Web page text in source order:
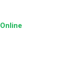
Online